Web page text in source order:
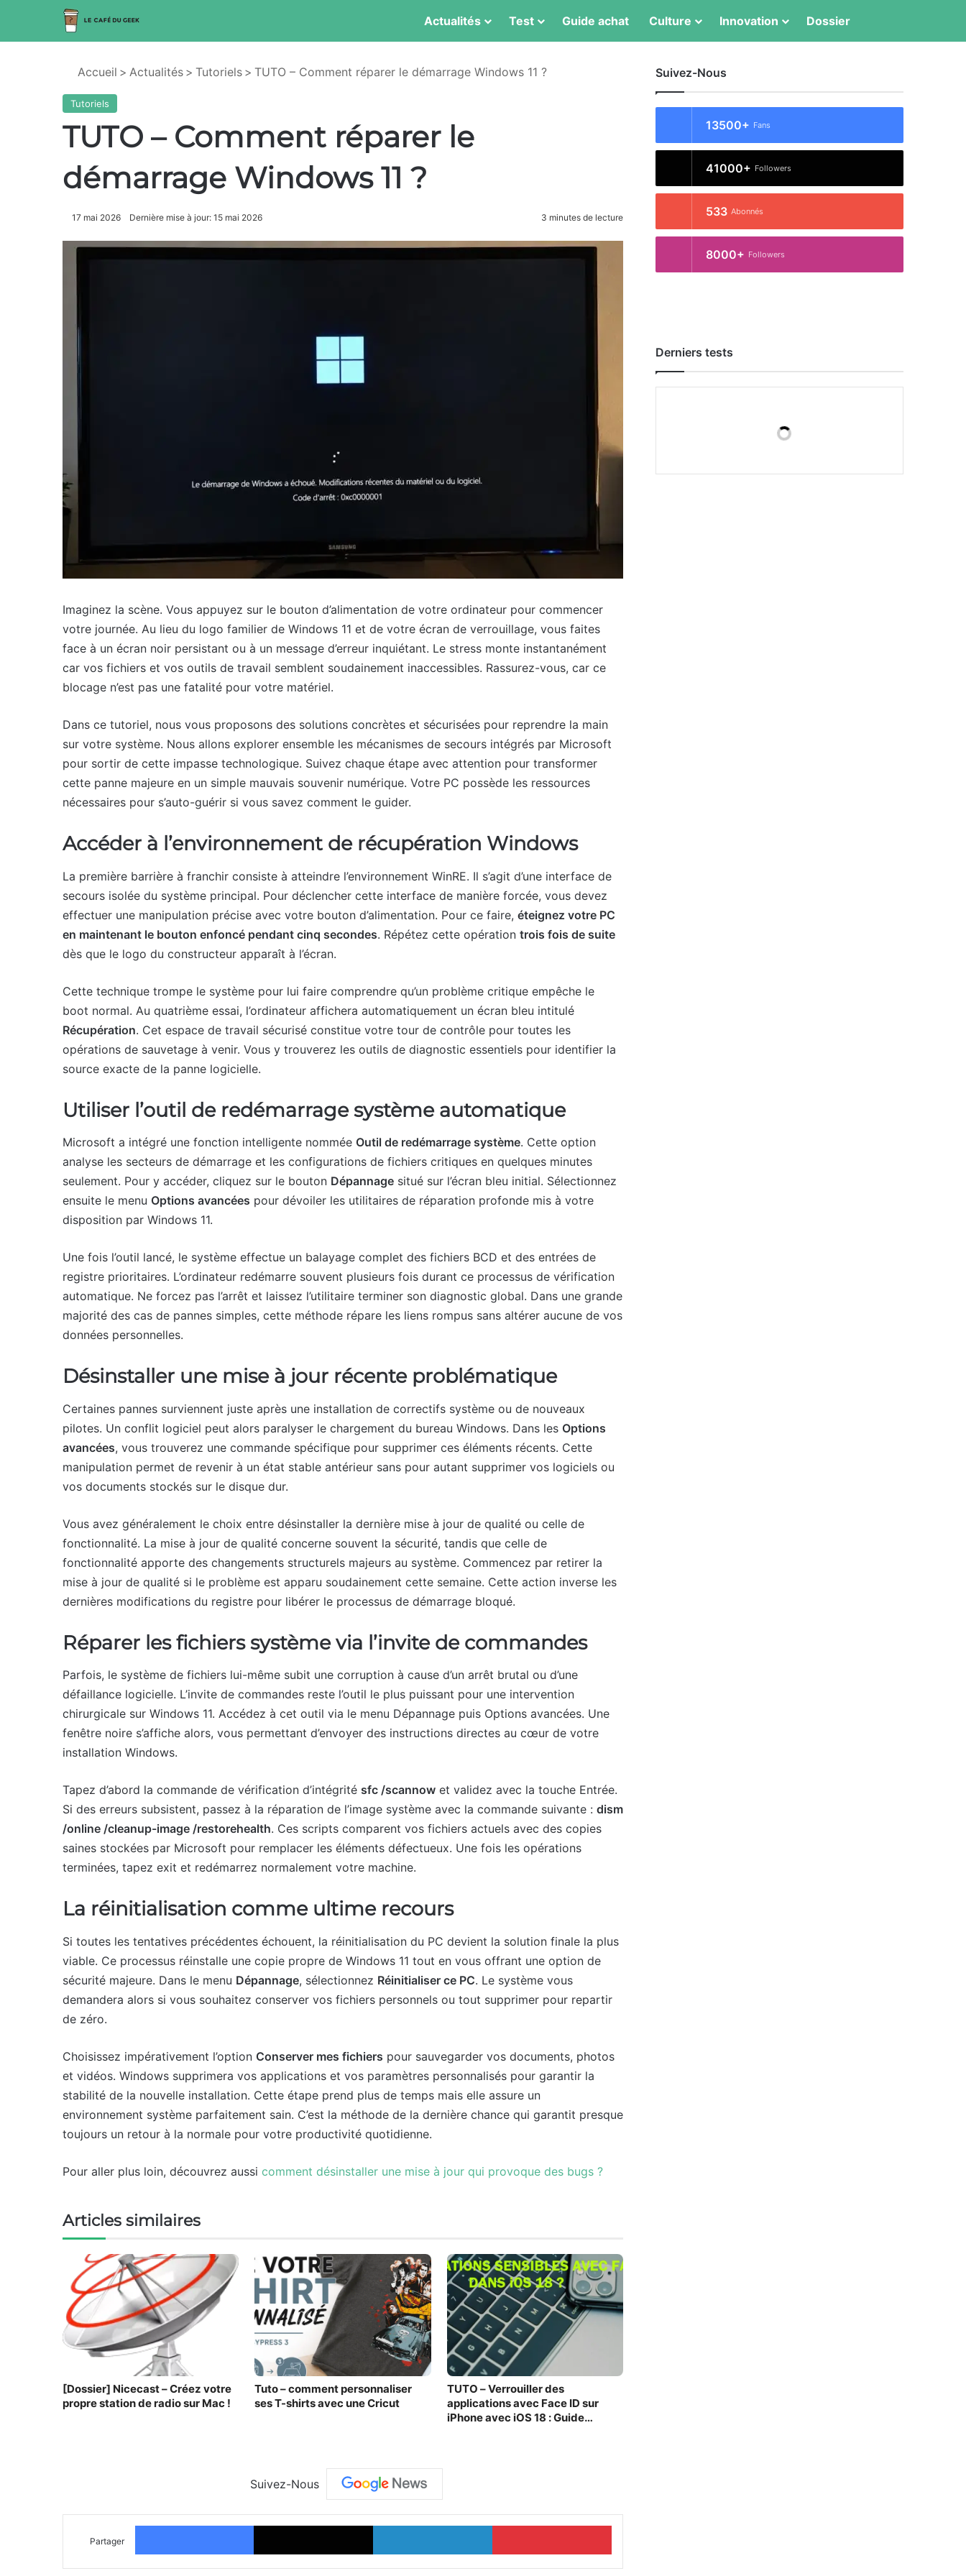
Actualités Test Guide achat Culture Innovation Dossier
Accueil > Actualités > Tutoriels > TUTO – Comment réparer le démarrage Windows 11 ?
Tutoriels
TUTO – Comment réparer le
démarrage Windows 11 ?
17 mai 2026 Dernière mise à jour: 15 mai 2026 3 minutes de lecture
Imaginez la scène. Vous appuyez sur le bouton d’alimentation de votre ordinateur pour commencer
votre journée. Au lieu du logo familier de Windows 11 et de votre écran de verrouillage, vous faites
face à un écran noir persistant ou à un message d’erreur inquiétant. Le stress monte instantanément
car vos fichiers et vos outils de travail semblent soudainement inaccessibles. Rassurez-vous, car ce
blocage n’est pas une fatalité pour votre matériel.
Dans ce tutoriel, nous vous proposons des solutions concrètes et sécurisées pour reprendre la main
sur votre système. Nous allons explorer ensemble les mécanismes de secours intégrés par Microsoft
pour sortir de cette impasse technologique. Suivez chaque étape avec attention pour transformer
cette panne majeure en un simple mauvais souvenir numérique. Votre PC possède les ressources
nécessaires pour s’auto-guérir si vous savez comment le guider.
Accéder à l’environnement de récupération Windows
La première barrière à franchir consiste à atteindre l’environnement WinRE. Il s’agit d’une interface de
secours isolée du système principal. Pour déclencher cette interface de manière forcée, vous devez
effectuer une manipulation précise avec votre bouton d’alimentation. Pour ce faire, éteignez votre PC
en maintenant le bouton enfoncé pendant cinq secondes. Répétez cette opération trois fois de suite
dès que le logo du constructeur apparaît à l’écran.
Cette technique trompe le système pour lui faire comprendre qu’un problème critique empêche le
boot normal. Au quatrième essai, l’ordinateur affichera automatiquement un écran bleu intitulé
Récupération. Cet espace de travail sécurisé constitue votre tour de contrôle pour toutes les
opérations de sauvetage à venir. Vous y trouverez les outils de diagnostic essentiels pour identifier la
source exacte de la panne logicielle.
Utiliser l’outil de redémarrage système automatique
Microsoft a intégré une fonction intelligente nommée Outil de redémarrage système. Cette option
analyse les secteurs de démarrage et les configurations de fichiers critiques en quelques minutes
seulement. Pour y accéder, cliquez sur le bouton Dépannage situé sur l’écran bleu initial. Sélectionnez
ensuite le menu Options avancées pour dévoiler les utilitaires de réparation profonde mis à votre
disposition par Windows 11.
Une fois l’outil lancé, le système effectue un balayage complet des fichiers BCD et des entrées de
registre prioritaires. L’ordinateur redémarre souvent plusieurs fois durant ce processus de vérification
automatique. Ne forcez pas l’arrêt et laissez l’utilitaire terminer son diagnostic global. Dans une grande
majorité des cas de pannes simples, cette méthode répare les liens rompus sans altérer aucune de vos
données personnelles.
Désinstaller une mise à jour récente problématique
Certaines pannes surviennent juste après une installation de correctifs système ou de nouveaux
pilotes. Un conflit logiciel peut alors paralyser le chargement du bureau Windows. Dans les Options
avancées, vous trouverez une commande spécifique pour supprimer ces éléments récents. Cette
manipulation permet de revenir à un état stable antérieur sans pour autant supprimer vos logiciels ou
vos documents stockés sur le disque dur.
Vous avez généralement le choix entre désinstaller la dernière mise à jour de qualité ou celle de
fonctionnalité. La mise à jour de qualité concerne souvent la sécurité, tandis que celle de
fonctionnalité apporte des changements structurels majeurs au système. Commencez par retirer la
mise à jour de qualité si le problème est apparu soudainement cette semaine. Cette action inverse les
dernières modifications du registre pour libérer le processus de démarrage bloqué.
Réparer les fichiers système via l’invite de commandes
Parfois, le système de fichiers lui-même subit une corruption à cause d’un arrêt brutal ou d’une
défaillance logicielle. L’invite de commandes reste l’outil le plus puissant pour une intervention
chirurgicale sur Windows 11. Accédez à cet outil via le menu Dépannage puis Options avancées. Une
fenêtre noire s’affiche alors, vous permettant d’envoyer des instructions directes au cœur de votre
installation Windows.
Tapez d’abord la commande de vérification d’intégrité sfc /scannow et validez avec la touche Entrée.
Si des erreurs subsistent, passez à la réparation de l’image système avec la commande suivante : dism
/online /cleanup-image /restorehealth. Ces scripts comparent vos fichiers actuels avec des copies
saines stockées par Microsoft pour remplacer les éléments défectueux. Une fois les opérations
terminées, tapez exit et redémarrez normalement votre machine.
La réinitialisation comme ultime recours
Si toutes les tentatives précédentes échouent, la réinitialisation du PC devient la solution finale la plus
viable. Ce processus réinstalle une copie propre de Windows 11 tout en vous offrant une option de
sécurité majeure. Dans le menu Dépannage, sélectionnez Réinitialiser ce PC. Le système vous
demandera alors si vous souhaitez conserver vos fichiers personnels ou tout supprimer pour repartir
de zéro.
Choisissez impérativement l’option Conserver mes fichiers pour sauvegarder vos documents, photos
et vidéos. Windows supprimera vos applications et vos paramètres personnalisés pour garantir la
stabilité de la nouvelle installation. Cette étape prend plus de temps mais elle assure un
environnement système parfaitement sain. C’est la méthode de la dernière chance qui garantit presque
toujours un retour à la normale pour votre productivité quotidienne.
Pour aller plus loin, découvrez aussi comment désinstaller une mise à jour qui provoque des bugs ?
Articles similaires
[Dossier] Nicecast – Créez votre
propre station de radio sur Mac !
Tuto – comment personnaliser
ses T-shirts avec une Cricut
TUTO – Verrouiller des
applications avec Face ID sur
iPhone avec iOS 18 : Guide
Suivez-Nous
Partager
Facebook X Linkedin Pinterest
Suivez-Nous
13500+ Fans
41000+ Followers
533 Abonnés
8000+ Followers
Derniers tests